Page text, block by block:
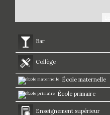
Bar
Collège
École maternelle
École primaire
Enseignement supérieur